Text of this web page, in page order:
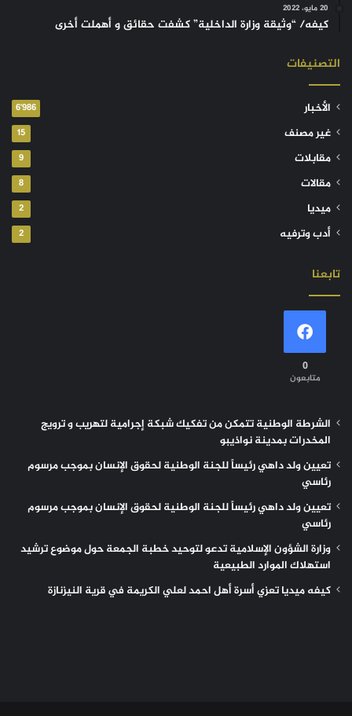
20 مايو، 2022
كيفه/ “وثيقة وزارة الداخلية” كشفت حقائق و أهملت أخرى
التصنيفات
الأخبار 6٬986
غير مصنف 15
مقابلات 9
مقالات 8
ميديا 2
أدب وترفيه 2
تابعنا
0
متابعون
الشرطة الوطنية تتمكن من تفكيك شبكة إجرامية لتهريب و ترويج
المخدرات بمدينة نواذيبو
تعيين ولد داهي رئيساً للجنة الوطنية لحقوق الإنسان بموجب مرسوم
رئاسي
تعيين ولد داهي رئيساً للجنة الوطنية لحقوق الإنسان بموجب مرسوم
رئاسي
وزارة الشؤون الإسلامية تدعو لتوحيد خطبة الجمعة حول موضوع ترشيد
استهلاك الموارد الطبيعية
كيفه ميديا تعزي أسرة أهل احمد لعلي الكريمة في قرية النيزنازة